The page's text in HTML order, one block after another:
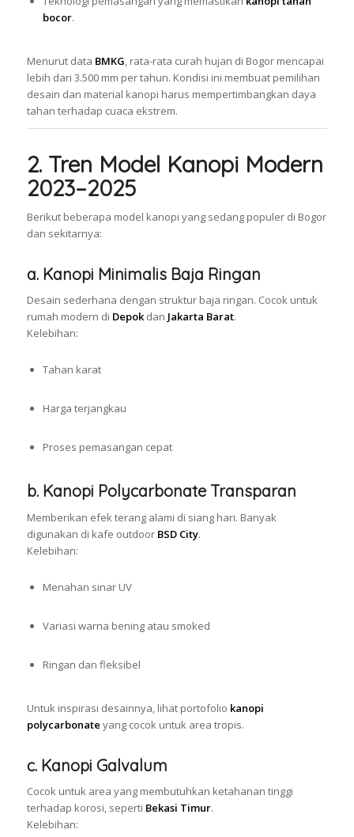
bocor.
Menurut data BMKG, rata-rata curah hujan di Bogor mencapai
lebih dari 3.500 mm per tahun. Kondisi ini membuat pemilihan
desain dan material kanopi harus mempertimbangkan daya
tahan terhadap cuaca ekstrem.
2. Tren Model Kanopi Modern
2023–2025
Berikut beberapa model kanopi yang sedang populer di Bogor
dan sekitarnya:
a. Kanopi Minimalis Baja Ringan
Desain sederhana dengan struktur baja ringan. Cocok untuk
rumah modern di Depokdan Jakarta Barat.
Kelebihan:
Tahan karat
Harga terjangkau
Proses pemasangan cepat
b. Kanopi Polycarbonate Transparan
Memberikan efek terang alami di siang hari. Banyak
digunakan di kafe outdoor BSD City.
Kelebihan:
Menahan sinar UV
Variasi warna bening atau smoked
Ringan dan fleksibel
Untuk inspirasi desainnya, lihat portofolio kanopi
polycarbonate yang cocok untuk area tropis.
c. Kanopi Galvalum
Cocok untuk area yang membutuhkan ketahanan tinggi
terhadap korosi, seperti Bekasi Timur.
Kelebihan: